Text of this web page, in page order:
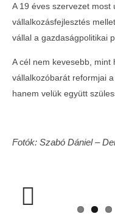
A 19 éves szervezet
vállalkozásfejlesztés
vállal a gazdaságpolitikai
A cél nem kevesebb, mint
vállalkozóbarát reformjai
hanem velük együtt
Fotók: Szabó Dániel –